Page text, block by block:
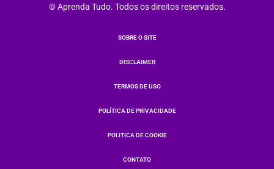
© Aprenda Tudo. Todos os direitos reservados.
SOBRE O SITE
DISCLAIMER
TERMOS DE USO
POLÍTICA DE PRIVACIDADE
POLITICA DE COOKIE
CONTATO